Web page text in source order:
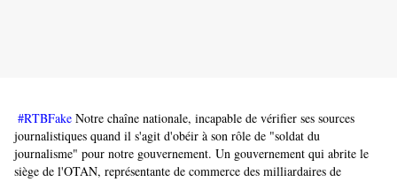
#RTBFake Notre chaîne nationale, incapable de vérifier ses sources
journalistiques quand il s'agit d'obéir à son rôle de "soldat du
journalisme" pour notre gouvernement. Un gouvernement qui abrite le
siège de l'OTAN, représentante de commerce des milliardaires de